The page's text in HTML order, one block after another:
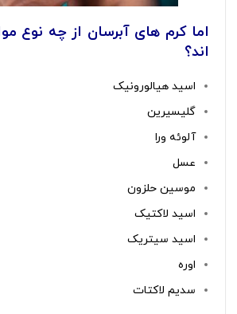
اما کرم های آبرسان از چه نوع
اند؟
اسید هیالورونیک
گلیسیرین
آلوئه ورا
عسل
موسین حلزون
اسید لاکتیک
اسید سیتریک
اوره
سدیم لاکتات